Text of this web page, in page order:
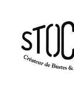
contenu